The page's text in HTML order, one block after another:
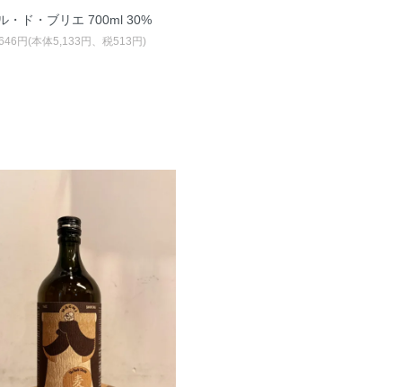
・ド・ブリエ 700ml 30%
円(本体5,133円、税513円)